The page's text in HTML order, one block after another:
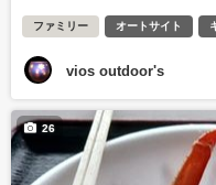
ファミリー オートサイト
vios outdoor's
26